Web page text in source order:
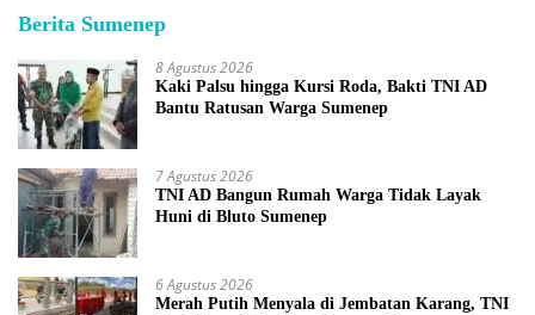
Berita Sumenep
8 Agustus 2026
Kaki Palsu hingga Kursi Roda, Bakti TNI AD
Bantu Ratusan Warga Sumenep
7 Agustus 2026
TNI AD Bangun Rumah Warga Tidak Layak
Huni di Bluto Sumenep
6 Agustus 2026
Merah Putih Menyala di Jembatan Karang, TNI